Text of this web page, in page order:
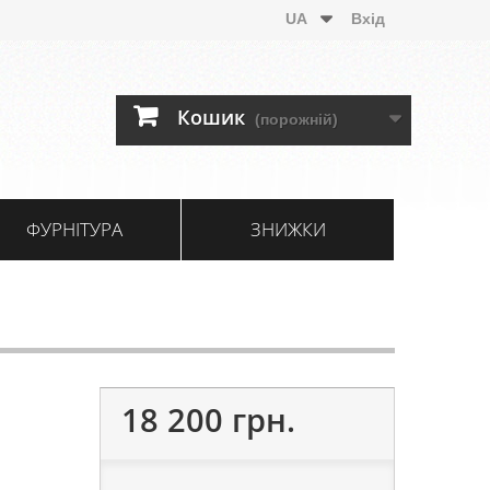
Вхід
UA
Кошик (порожній)
ФУРНІТУРА ЗНИЖКИ
18 200 грн.